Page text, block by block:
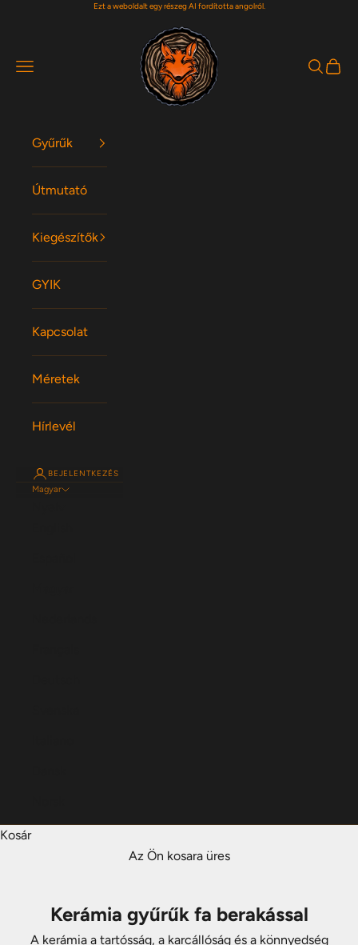
Ugrás a tartalomraEzt a weboldalt egy részeg AI fordította angolról.
Woodfox Rings
Navigációs menü Keresés
Kosár
Gyűrűk
Útmutató
Kiegészítők
GYIK
Kapcsolat
Méretek
Hírlevél
BEJELENTKEZÉS
Magyar
Kosár
Az Ön kosara üres
Kerámia gyűrűk fa berakással
A kerámia a tartósság, a karcállóság és a könnyedség